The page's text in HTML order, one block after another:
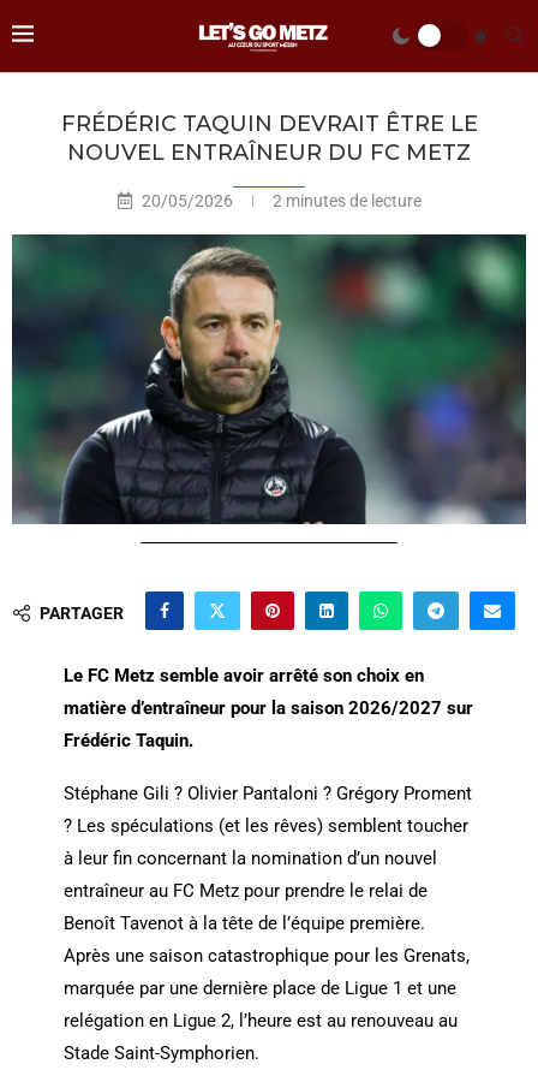
FRÉDÉRIC TAQUIN DEVRAIT ÊTRE LE
NOUVEL ENTRAÎNEUR DU FC METZ
20/05/2026 2 minutes de lecture
PARTAGER
Le FC Metz semble avoir arrêté son choix en
matière d’entraîneur pour la saison 2026/2027 sur
Frédéric Taquin.
Stéphane Gili ? Olivier Pantaloni ? Grégory Proment
? Les spéculations (et les rêves) semblent toucher
à leur fin concernant la nomination d’un nouvel
entraîneur au FC Metz pour prendre le relai de
Benoît Tavenot à la tête de l’équipe première.
Après une saison catastrophique pour les Grenats,
marquée par une dernière place de Ligue 1 et une
relégation en Ligue 2, l’heure est au renouveau au
Stade Saint-Symphorien.